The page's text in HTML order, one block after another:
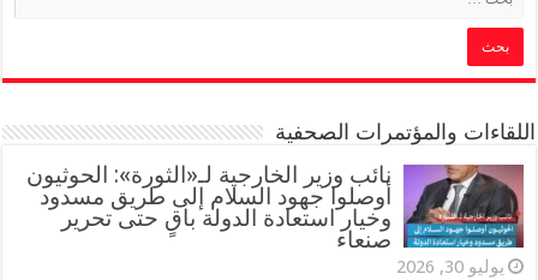
اللقاءات والمؤتمرات الصحفية
‏نائب وزير الخارجية لـ«الثورة»: الحوثيون
أوصلوا جهود السلام إلى طريق مسدود
وخيار استعادة الدولة باقٍ حتى تحرير
صنعاء
يوليو 30, 2026